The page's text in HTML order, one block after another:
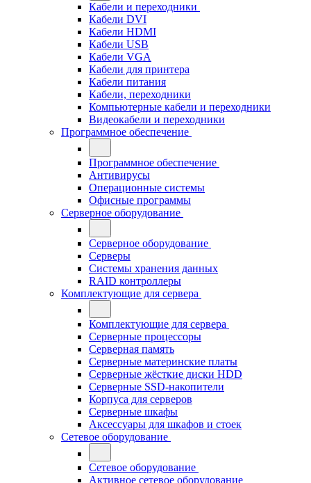
Кабели и переходники
Кабели DVI
Кабели HDMI
Кабели USB
Кабели VGA
Кабели для принтера
Кабели питания
Кабели, переходники
Компьютерные кабели и переходники
Видеокабели и переходники
Программное обеспечение
Программное обеспечение
Антивирусы
Операционные системы
Офисные программы
Серверное оборудование
Серверное оборудование
Серверы
Системы хранения данных
RAID контроллеры
Комплектующие для сервера
Комплектующие для сервера
Серверные процессоры
Серверная память
Серверные материнские платы
Серверные жёсткие диски HDD
Серверные SSD-накопители
Корпуса для серверов
Серверные шкафы
Аксессуары для шкафов и стоек
Сетевое оборудование
Сетевое оборудование
Активное сетевое оборудование